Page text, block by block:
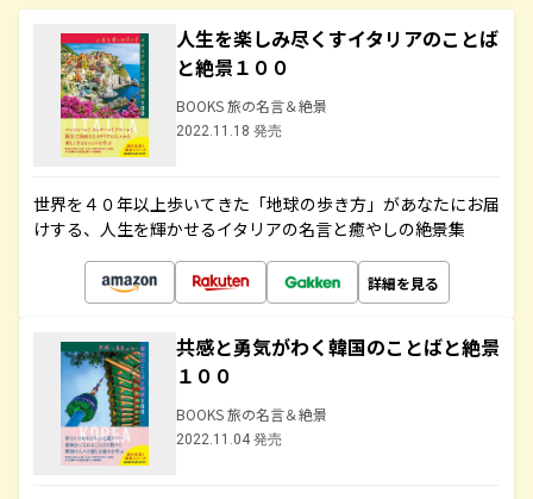
人生を楽しみ尽くすイタリアのことば
と絶景１００
BOOKS 旅の名言＆絶景
2022.11.18 発売
世界を４０年以上歩いてきた「地球の歩き方」があなたにお届
けする、人生を輝かせるイタリアの名言と癒やしの絶景集
詳細を見る
共感と勇気がわく韓国のことばと絶景
１００
BOOKS 旅の名言＆絶景
2022.11.04 発売